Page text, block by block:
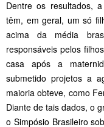
Dentre os resultados,
têm, em geral, um só
acima da média
responsáveis pelos
casa após a
submetido projetos a
maioria obteve, como
Diante de tais dados, o
o Simpósio Brasileiro